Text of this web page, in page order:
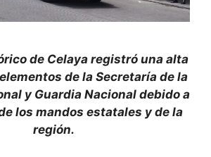
de Celaya registró una alta
de la Secretaría de la
y Guardia Nacional debido a
los mandos estatales y de la
región.